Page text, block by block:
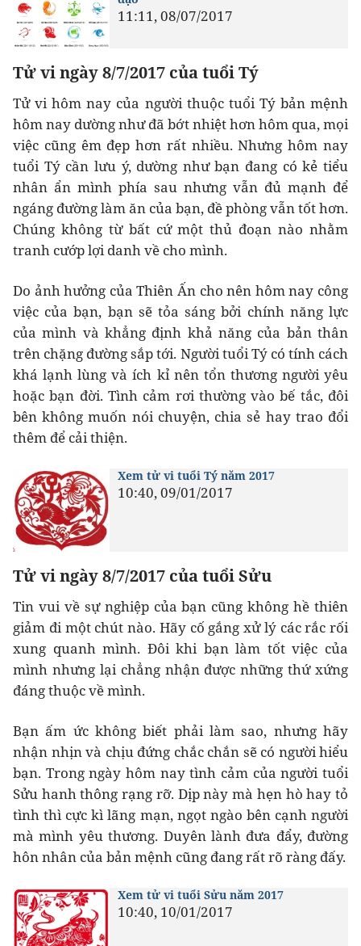
11:11, 08/07/2017
Tử vi ngày 8/7/2017 của tuổi Tý
Tử vi hôm nay của người thuộc tuổi Tý bản mệnh
hôm nay dường như đã bớt nhiệt hơn hôm qua, mọi
việc cũng êm đẹp hơn rất nhiều. Nhưng hôm nay
tuổi Tý cần lưu ý, dường như bạn đang có kẻ tiểu
nhân ẩn mình phía sau nhưng vẫn đủ mạnh để
ngáng đường làm ăn của bạn, đề phòng vẫn tốt hơn.
Chúng không từ bất cứ một thủ đoạn nào nhằm
tranh cướp lợi danh về cho mình.
Do ảnh hưởng của Thiên Ấn cho nên hôm nay công
việc của bạn, bạn sẽ tỏa sáng bởi chính năng lực
của mình và khẳng định khả năng của bản thân
trên chặng đường sắp tới. Người tuổi Tý có tính cách
khá lạnh lùng và ích kỉ nên tổn thương người yêu
hoặc bạn đời. Tình cảm rơi thường vào bế tắc, đôi
bên không muốn nói chuyện, chia sẻ hay trao đổi
thêm để cải thiện.
Xem tử vi tuổi Tý năm 2017
10:40, 09/01/2017
Tử vi ngày 8/7/2017 của tuổi Sửu
Tin vui về sự nghiệp của bạn cũng không hề thiên
giảm đi một chút nào. Hãy cố gắng xử lý các rắc rối
xung quanh mình. Đôi khi bạn làm tốt việc của
mình nhưng lại chẳng nhận được những thứ xứng
đáng thuộc về mình.
Bạn ấm ức không biết phải làm sao, nhưng hãy
nhận nhịn và chịu đứng chắc chắn sẽ có người hiểu
bạn. Trong ngày hôm nay tình cảm của người tuổi
Sửu hanh thông rạng rỡ. Dịp này mà hẹn hò hay tỏ
tình thì cực kì lãng mạn, ngọt ngào bên cạnh người
mà mình yêu thương. Duyên lành đưa đẩy, đường
hôn nhân của bản mệnh cũng đang rất rõ ràng đấy.
Xem tử vi tuổi Sửu năm 2017
10:40, 10/01/2017